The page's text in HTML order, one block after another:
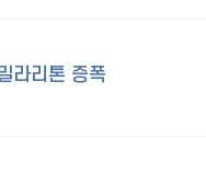
라리톤 증폭